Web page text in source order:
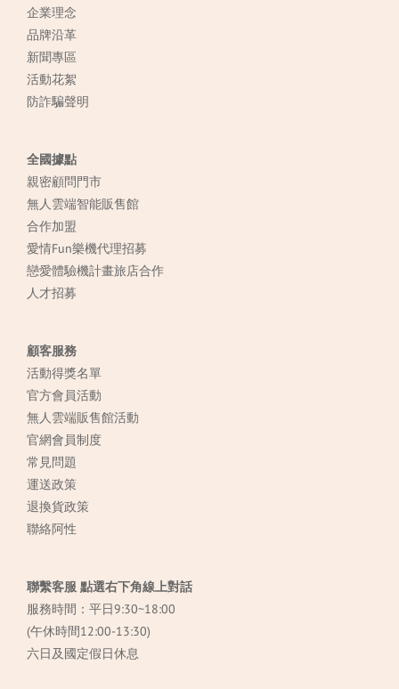
企業理念
品牌沿革
新聞專區
活動花絮
防詐騙聲明
全國據點
親密顧問門市
無人雲端智能販售館
合作加盟
愛情Fun樂機代理招募
戀愛體驗機計畫旅店合作
人才招募
顧客服務
活動得獎名單
官方會員活動
無人雲端販售館活動
官網會員制度
常見問題
運送政策
退換貨政策
聯絡阿性
聯繫客服 點選右下角線上對話
服務時間：平日9:30~18:00
(午休時間12:00-13:30)
六日及國定假日休息